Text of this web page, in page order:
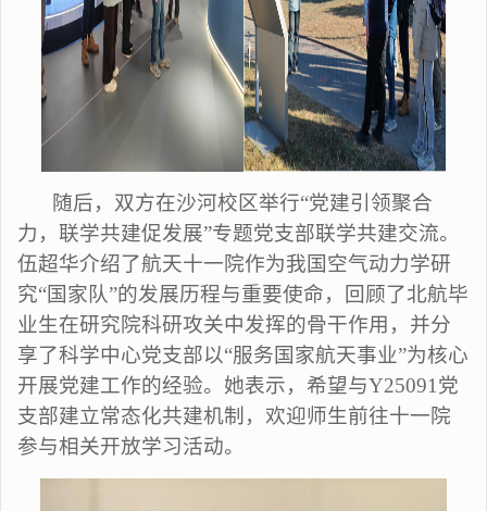
随后，双方在沙河校区举行“党建引领聚合
力，联学共建促发展”专题党支部联学共建交流。
伍超华介绍了航天十一院作为我国空气动力学研
究“国家队”的发展历程与重要使命，回顾了北航毕
业生在研究院科研攻关中发挥的骨干作用，并分
享了科学中心党支部以“服务国家航天事业”为核心
开展党建工作的经验。她表示，希望与Y25091党
支部建立常态化共建机制，欢迎师生前往十一院
参与相关开放学习活动。